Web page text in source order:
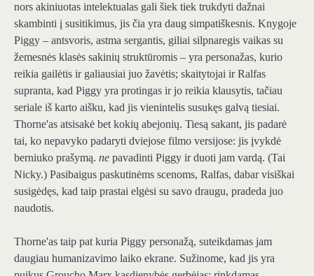
nors akiniuotas intelektualas gali šiek tiek trukdyti dažnai
skambinti į susitikimus, jis čia yra daug simpatiškesnis. Knygoje
Piggy – antsvoris, astma sergantis, giliai silpnaregis vaikas su
žemesnės klasės sakinių struktūromis – yra personažas, kurio
reikia gailėtis ir galiausiai juo žavėtis; skaitytojai ir Ralfas
supranta, kad Piggy yra protingas ir jo reikia klausytis, tačiau
seriale iš karto aišku, kad jis vienintelis susukęs galvą tiesiai.
Thorne'as atsisakė bet kokių abejonių. Tiesą sakant, jis padarė
tai, ko nepavyko padaryti dviejose filmo versijose: jis įvykdė
berniuko prašymą. ne pavadinti Piggy ir duoti jam vardą. (Tai
Nicky.) Pasibaigus paskutinėms scenoms, Ralfas, dabar visiškai
susigėdęs, kad taip prastai elgėsi su savo draugu, pradeda juo
naudotis.
Thorne'as taip pat kuria Piggy personažą, suteikdamas jam
daugiau humanizavimo laiko ekrane. Sužinome, kad jis yra